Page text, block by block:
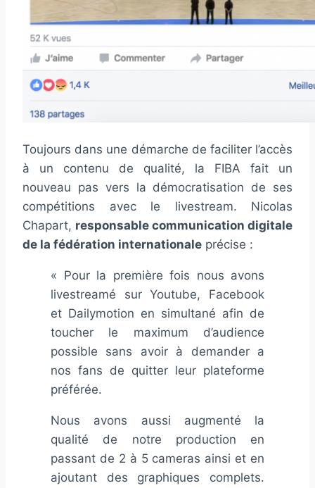
Toujours dans une démarche de faciliter l’accès
à un contenu de qualité, la FIBA fait un
nouveau pas vers la démocratisation de ses
compétitions avec le livestream. Nicolas
Chapart, responsable communication digitale
de la fédération internationale précise :
« Pour la première fois nous avons
livestreamé sur Youtube, Facebook
et Dailymotion en simultané afin de
toucher le maximum d’audience
possible sans avoir à demander a
nos fans de quitter leur plateforme
préférée.
Nous avons aussi augmenté la
qualité de notre production en
passant de 2 à 5 cameras ainsi et en
ajoutant des graphiques complets.